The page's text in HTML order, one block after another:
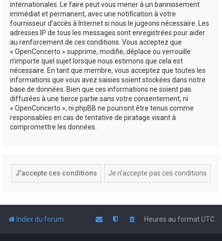
internationales. Le faire peut vous mener à un bannissement
immédiat et permanent, avec une notification à votre
fournisseur d’accès à Internet si nous le jugeons nécessaire. Les
adresses IP de tous les messages sont enregistrées pour aider
au renforcement de ces conditions. Vous acceptez que
« OpenConcerto » supprime, modifie, déplace ou verrouille
n’importe quel sujet lorsque nous estimons que cela est
nécessaire. En tant que membre, vous acceptez que toutes les
informations que vous avez saisies soient stockées dans notre
base de données. Bien que ces informations ne soient pas
diffusées à une tierce partie sans votre consentement, ni
« OpenConcerto », ni phpBB ne pourront être tenus comme
responsables en cas de tentative de piratage visant à
compromettre les données.
Index du forum Heures au formatUTC